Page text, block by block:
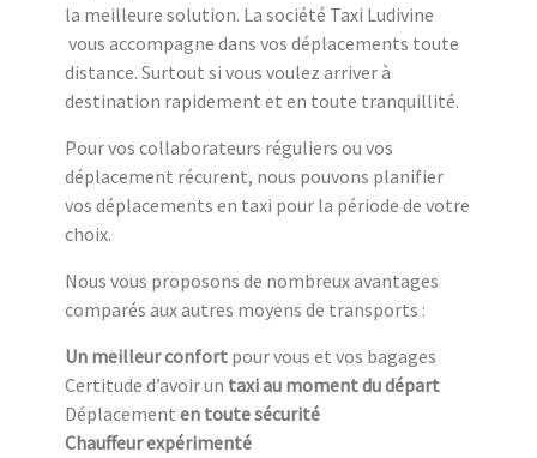
la meilleure solution. La société Taxi Ludivine
vous accompagne dans vos déplacements toute
distance. Surtout si vous voulez arriver à
destination rapidement et en toute tranquillité.
Pour vos collaborateurs réguliers ou vos
déplacement récurent, nous pouvons planifier
vos déplacements en taxi pour la période de votre
choix.
Nous vous proposons de nombreux avantages
comparés aux autres moyens de transports :
Un meilleur confort pour vous et vos bagages
Certitude d’avoir un taxi au moment du départ
Déplacement en toute sécurité
Chauffeur expérimenté